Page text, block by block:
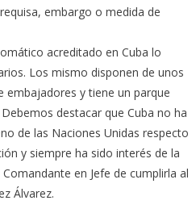
embargo o medida de
acreditado en Cuba lo
Los mismo disponen de unos
embajadores y tiene un parque
destacar que Cuba no ha
de las Naciones Unidas respecto
y siempre ha sido interés de la
en Jefe de cumplirla al
Álvarez.